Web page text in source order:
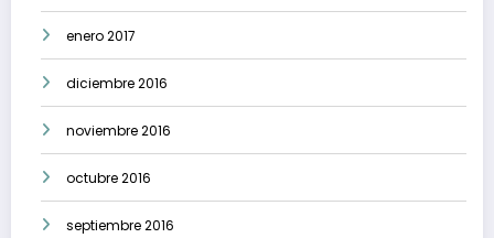
enero 2017
diciembre 2016
noviembre 2016
octubre 2016
septiembre 2016